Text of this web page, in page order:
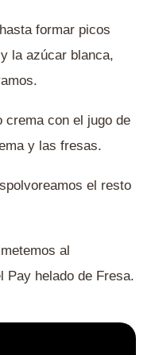
formar picos
la azúcar blanca,
crema con el jugo de
y las fresas.
el resto
al
Pay helado de Fresa.